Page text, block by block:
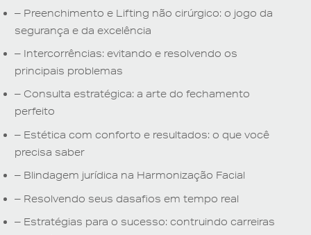
– Preenchimento e Lifting não cirúrgico: o jogo da
segurança e da excelência
– Intercorrências: evitando e resolvendo os
principais problemas
– Consulta estratégica: a arte do fechamento
perfeito
– Estética com conforto e resultados: o que você
precisa saber
– Blindagem jurídica na Harmonização Facial
– Resolvendo seus dasafios em tempo real
– Estratégias para o sucesso: contruindo carreiras